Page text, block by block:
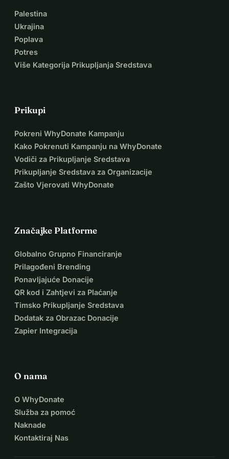
Palestina
Ukrajina
Poplava
Potres
Više Kategorija Prikupljanja Sredstava
Prikupi
Pokreni WhyDonate Kampanju
Kako Pokrenuti Kampanju na WhyDonate
Vodiči za Prikupljanje Sredstava
Prikupljanje Sredstava za Organizacije
Zašto Vjerovati WhyDonate
Značajke Platforme
Globalno Grupno Financiranje
Prilagođeni Brending
Ponavljajuće Donacije
QR kod i Zahtjevi za Plaćanje
Timsko Prikupljanje Sredstava
Dodatak za Obrazac Donacije
Zapier Integracija
O nama
O WhyDonate
Služba za pomoć
Naknade
Kontaktiraj Nas